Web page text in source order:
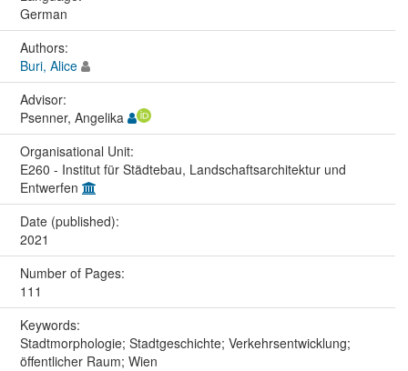
German
Authors:
Buri, Alice
Advisor:
Psenner, Angelika
Organisational Unit:
E260 - Institut für Städtebau, Landschaftsarchitektur und
Entwerfen
Date (published):
2021
Number of Pages:
111
Keywords:
Stadtmorphologie; Stadtgeschichte; Verkehrsentwicklung;
öffentlicher Raum; Wien